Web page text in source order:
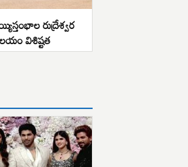
రుద్రేశ్వర
విశిష్టత